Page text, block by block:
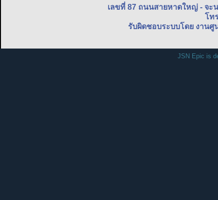
เลขที่ 87 ถนนสายหาดใหญ่ - จ
โท
รับผิดชอบระบบโดย งาน
JSN Epic is